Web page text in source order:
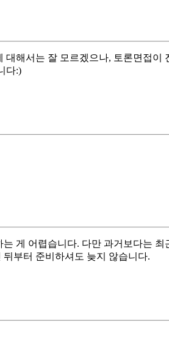
해서는 잘 모르겠으나, 토론면접
다:)
게 어렵습니다. 다만 과거보다는
부터 준비하셔도 늦지 않습니다.